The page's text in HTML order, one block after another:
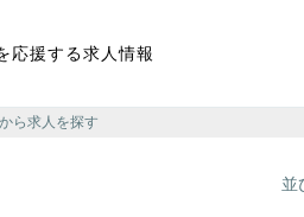
応援する求人情報
ら求人を探す
並